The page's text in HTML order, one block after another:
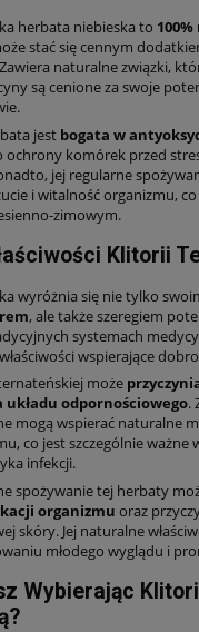
herbata niebieska to
stać się cennym
naturalne związki,
są cenione za swoje
jest bogata w
ochrony komórek przed
jej regularne
i witalność organizmu,
zimowym.
Klitorii
wyróżnia się nie tylko
, ale także szeregiem
systemach
wspierające
może
odpornościowego.
mogą wspierać naturalne
co jest szczególnie ważne
infekcji.
spożywanie tej herbaty
organizmu oraz
skóry. Jej naturalne
młodego wyglądu i
Wybierając